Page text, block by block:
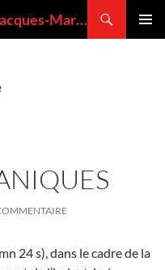
VOLCANMANIA : le blog de Jacques-Marie BARDINTZEFF, volcanologue
24 s), dans le cadre de la